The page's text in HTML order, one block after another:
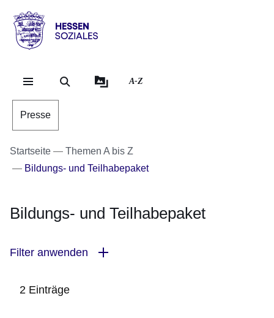
Hessen
Sozial
A-Z
Presse
Startseite
Themen A bis Z
Bildungs- und Teilhabepaket
Bildungs- und Teilhabepaket
Filter anwenden
2 Einträge